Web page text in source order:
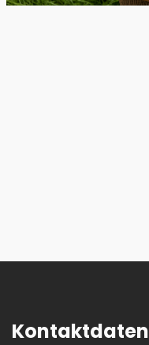
Kontaktdaten